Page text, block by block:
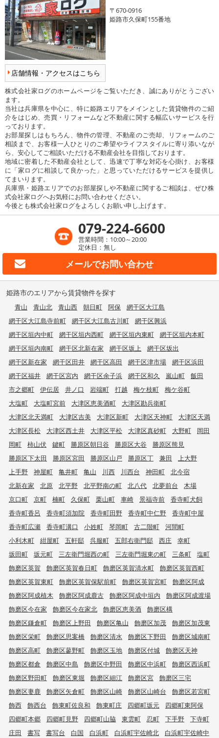
店舗情報・アクセスはこちら
〒670-0916
姫路市久保町155番地
株式会社家ログのホームページをご覧いただき、誠にありがとうござい
ます。
当社は兵庫県を中心に、特に姫路エリアをメインとした賃貸物件のご紹
介をはじめ、売買・リフォームなど不動産に関する幅広いサービスを行
っております。
お部屋探しはもちろん、物件の管理、不動産のご売却、リフォームのご
相談まで、お客様一人ひとりのご希望やライフスタイルに寄り添いなが
ら、安心してご相談いただける不動産会社を目指しております。
地域に密着した不動産会社として、迅速で丁寧な対応を心掛け、お客様
に「家ログに相談して良かった」と思っていただけるサービスを提供し
てまいります。
兵庫県・姫路エリアでのお部屋探しや不動産に関するご相談は、ぜひ株
式会社家ログへお気軽にお問い合わせください。
今後とも株式会社家ログをよろしくお願い申し上げます。
079-224-6600
営業時間：10:00～20:00
定休日：無し
メールでお問い合わせ
姫路市のエリアから賃貸物件を探す
青山 青山北 青山西 朝日町 阿保
網干区大江島
網干区大江島寺前町
網干区大江島古川町
網干区興浜
網干区垣内中町
網干区垣内西町 網干区垣内東町
網干区垣内本町
網干区垣内南町
網干区北新在家 網干区坂上
網干区坂出
網干区新在家
網干区田井 網干区高田 網干区津市場
網干区浜田
網干区福井
網干区宮内 網干区余子浜 網干区和久 嵐山町
飯田
市之郷町
伊伝居 井ノ口 岩端町 打越 梅ケ枝町
梅ケ谷町
大塩町
大塩町宮前 大津区恵美酒町
大津区勘兵衛町
大津区北天満町
大津区吉美 大津区新町 大津区天神町
大津区天満
大津区長松
大津区西土井 大津区平松 大津区真砂町 大野町
岡田
岡町
柿山伏 鍵町 勝原区朝日谷 勝原区大谷
勝原区熊見
勝原区下太田
勝原区宮田 勝原区山戸 勝原区丁 兼田
上大野
上手野
神屋町 亀井町 亀山 川西 川西台 神田町
北今宿
北新在家
北原 北平野 北平野南の町 北八代 北夢前台
木場
京口町
京町 楠町 久保町 栗山町 車崎 景福寺前
香寺町犬飼
香寺町香呂
香寺町須加院 香寺町田野 香寺町中仁野
香寺町中屋
香寺町広瀬
香寺町溝口 小姓町 琴岡町 古二階町
河間町
小利木町
紺屋町 五軒邸 呉服町 五郎右衛門邸 西庄
幸町
坂田町
坂元町 三左衛門堀西の町 三左衛門堀東の町 三条町
塩町
飾磨区英賀
飾磨区英賀春日町 飾磨区英賀清水町
飾磨区英賀西町
飾磨区英賀東町
飾磨区英賀保駅前町 飾磨区英賀宮町
飾磨区阿成
飾磨区阿成植木
飾磨区阿成鹿古 飾磨区阿成中垣内
飾磨区阿成渡場
飾磨区今在家
飾磨区今在家北 飾磨区恵美酒
飾磨区構
飾磨区鎌倉町
飾磨区上野田 飾磨区亀山 飾磨区加茂
飾磨区加茂東
飾磨区栄町
飾磨区思案橋 飾磨区清水 飾磨区下野田
飾磨区城南町
飾磨区高町
飾磨区蓼野町 飾磨区玉地 飾磨区付城
飾磨区天神
飾磨区都倉
飾磨区中島 飾磨区中野田 飾磨区中浜町
飾磨区西浜町
飾磨区野田町
飾磨区東堀 飾磨区細江 飾磨区宮
飾磨区三宅
飾磨区妻鹿
飾磨区矢倉町 飾磨区山崎 飾磨区山崎台
飾磨区若宮町
飾西
飾西台 飾東町佐良和 飾東町庄 四郷町坂元
四郷町東阿保
四郷町本郷
四郷町見野 四郷町山脇 東雲町 忍町 下手野
下寺町
庄田
書写 書写台 白国 白浜町 白浜町宇佐崎北
白浜町宇佐崎中